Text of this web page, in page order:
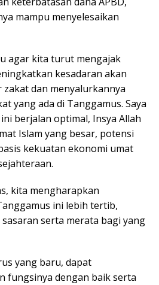
mampu menyelesaikan
agar kita turut mengajak
kesadaran akan
dan menyalurkannya
yang ada di Tanggamus. Saya
berjalan optimal, Insya Allah
Islam yang besar, potensi
kekuatan ekonomi umat
kita mengharapkan
ini lebih tertib,
serta merata bagi yang
yang baru, dapat
fungsinya dengan baik serta